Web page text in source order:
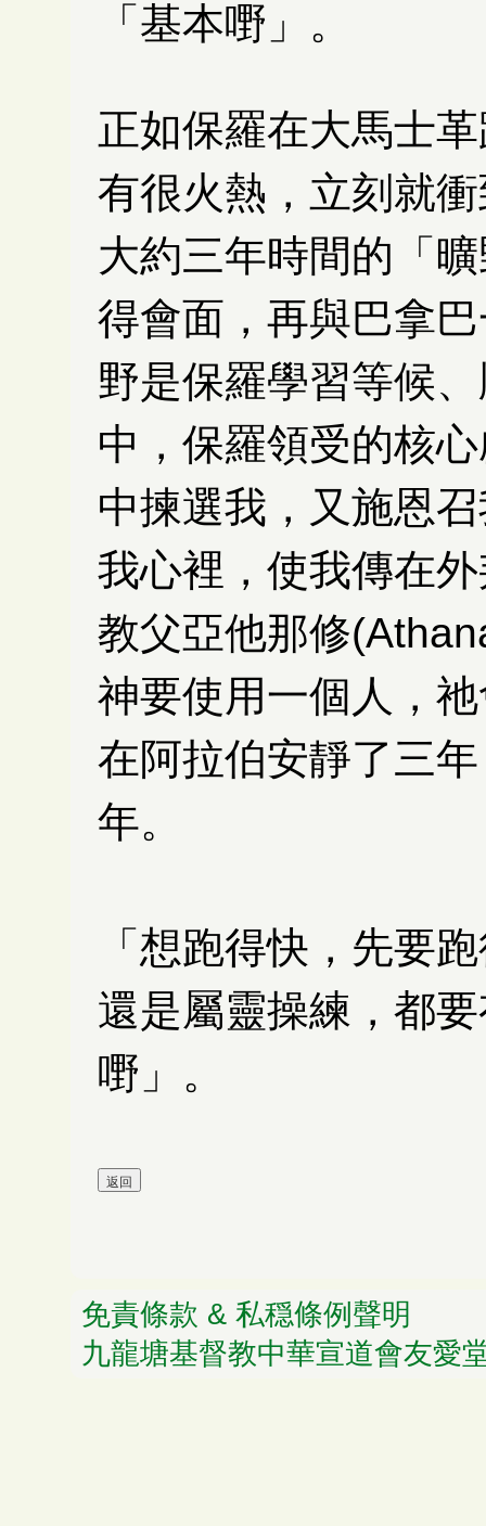
「基本嘢」。
正如保羅在大馬士
有很火熱，立刻就
大約三年時間的「
得會面，再與巴拿
野是保羅學習等候
中，保羅領受的核
中揀選我，又施恩
我心裡，使我傳在
教父亞他那修
神要使用一個人，
在阿拉伯安靜了三
年。
「想跑得快，先要
還是屬靈操練，都
嘢」。
免責條款 & 私穏條例聲明
九龍塘基督教中華宣道會友愛